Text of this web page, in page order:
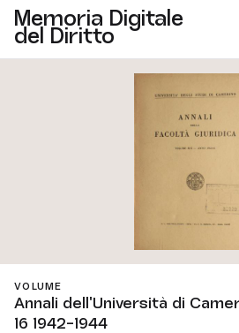
Memoria Digitale
del Diritto
VOLUME
Annali dell'Università di
16 1942-1944